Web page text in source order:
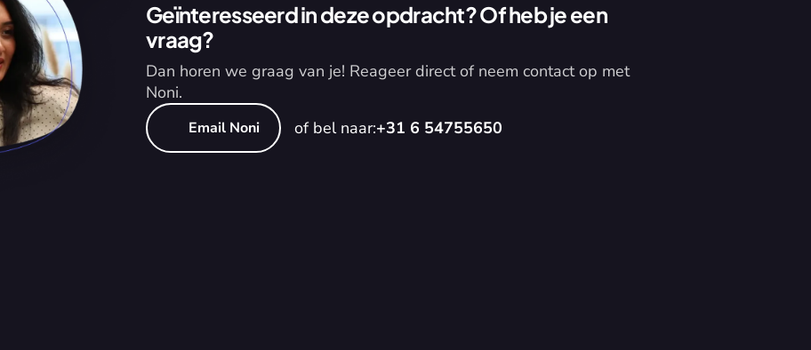
Geïnteresseerd in deze opdracht? Of heb je een
vraag?
Dan horen we graag van je! Reageer direct of neem contact op met
Noni.
Email Noni of bel naar:+31 6 54755650